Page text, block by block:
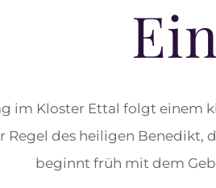
im Kloster Ettal folgt einem
Regel des heiligen Benedikt,
beginnt früh mit dem